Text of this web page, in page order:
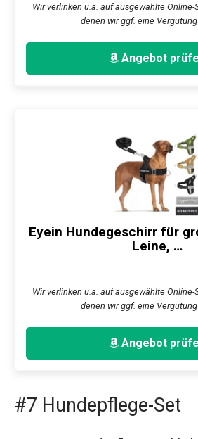
Wir verlinken u.a. auf ausgewählte Online-
denen wir ggf. eine Vergütung
Angebot
Eyein Hundegeschirr für
Leine, …
Wir verlinken u.a. auf ausgewählte Online-
denen wir ggf. eine Vergütung
Angebot
#7 Hundepflege-Set